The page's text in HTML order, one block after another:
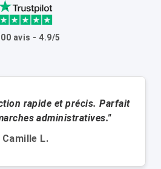
avis - 4.9/5
rapide et précis. Parfait
administratives."
Camille L.